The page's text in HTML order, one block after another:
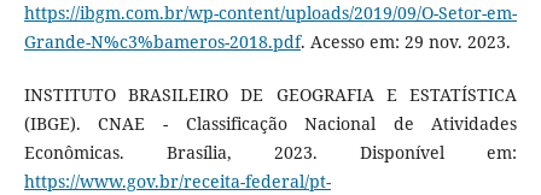
https://ibgm.com.br/wp-content/uploads/2019/09/O-Setor-em-
Grande-N%c3%bameros-2018.pdf. Acesso em: 29 nov. 2023.
INSTITUTO BRASILEIRO DE GEOGRAFIA E ESTATÍSTICA
(IBGE). CNAE - Classificação Nacional de Atividades
Econômicas. Brasília, 2023. Disponível em:
https://www.gov.br/receita-federal/pt-